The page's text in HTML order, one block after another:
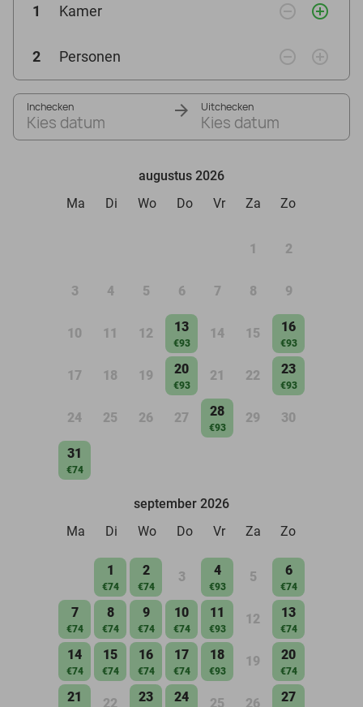
1 Kamer remove_circle_outline add_circle_outline
2 Personen remove_circle_outline add_circle_outline
Inchecken
Kies datum
Uitchecken
Kies datum
augustus 2026
Ma
Di Wo Do Vr Za Zo
1 2
3 4 5 6 7 8 9
10 11 12 13
€93
14 15 16
€93
17 18 19 20
€93
21 22 23
€93
24 25 26 27 28
€93
29 30
31
€74
september 2026
Ma
Di Wo Do Vr Za Zo
1
€74
2
€74
3 4
€93
5 6
€74
7
€74
8
€74
9
€74
10
€74
11
€93
12 13
€74
14
€74
15
€74
16
€74
17
€74
18
€93
19 20
€74
21 22 23 24 25 26 27